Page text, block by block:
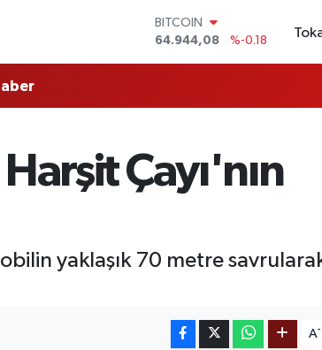
BITCOIN
64.944,08
%-0.18
55,2510
%0.32
GRAM ALTIN
6660.55
Çayı'nın
yaklaşık 70 metre
A-